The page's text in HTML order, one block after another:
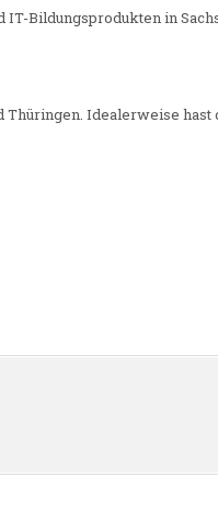
Bildungsprodukten in
Thüringen. Idealerweise